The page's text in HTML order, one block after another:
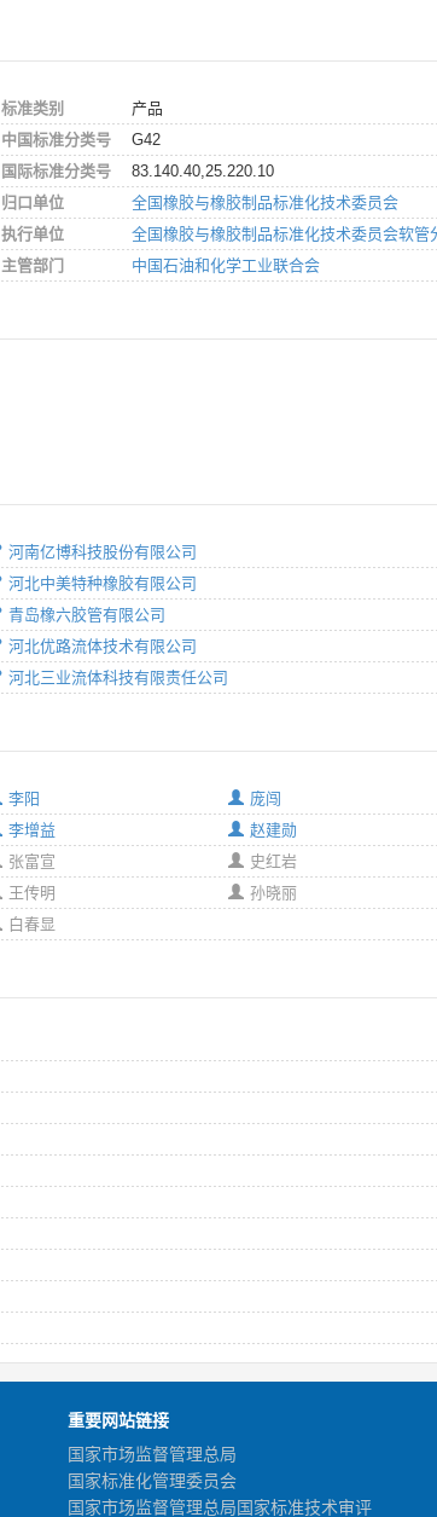
标准类别
产品
中国标准分类号
G42
国际标准分类号
83.140.40,25.220.10
归口单位
全国橡胶与橡胶制品标准化技术委员会
执行单位
全国橡胶与橡胶制品标准化技术委员会软管
主管部门
中国石油和化学工业联合会
河南亿博科技股份有限公司
河北中美特种橡胶有限公司
青岛橡六胶管有限公司
河北优路流体技术有限公司
河北三业流体科技有限责任公司
李阳
庞闯
李增益
赵建勋
张富宣
史红岩
王传明
孙晓丽
白春显
重要网站链接
国家市场监督管理总局
国家标准化管理委员会
国家市场监督管理总局国家标准技术审评